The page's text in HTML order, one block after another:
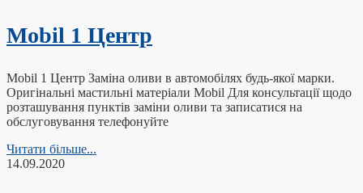
Mobil 1 Центр
Mobil 1 Центр Заміна оливи в автомобілях будь-якої марки.
Оригінальні мастильні матеріали Mobil Для консультації щодо
розташування пунктів заміни оливи та записатися на
обслуговування телефонуйте
Читати більше...
14.09.2020